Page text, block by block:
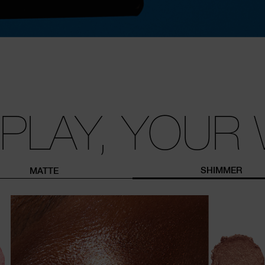
YOUR
MATTE SHIMMER